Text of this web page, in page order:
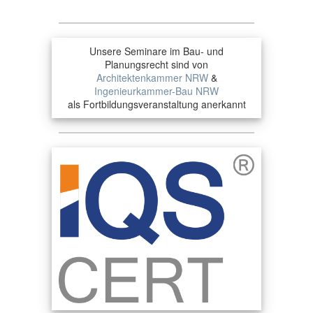
Unsere Seminare im Bau- und
Planungsrecht sind von
Architektenkammer NRW&
Ingenieurkammer-Bau NRW
als Fortbildungsveranstaltung anerkannt